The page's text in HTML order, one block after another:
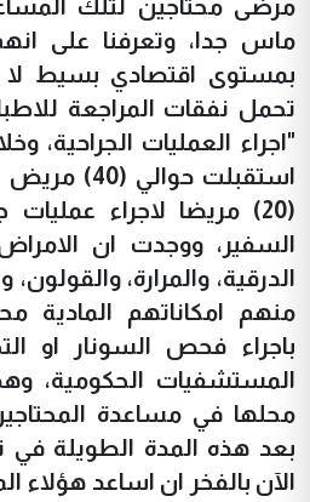
مرضى محتاجين لتلك
ماس جدا، وتعرفنا على
بمستوى اقتصادي بسيط لا
تحمل نفقات المراجعة
"اجراء العمليات الجراحية،
استقبلت
(20) مريضا لاجراء
السفير، ووجدت ان
الدرقية، والمرارة، والقولون،
منهم امكاناتهم المادية
باجراء فحص السونار او
المستشفيات الحكومية،
محلها في مساعدة
بعد هذه المدة الطويلة
الآن بالفخر ان اساعد هؤلاء